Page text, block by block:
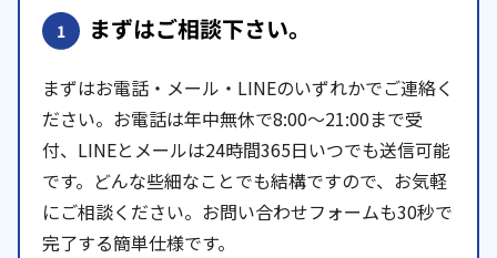
1 まずはご相談下さい。
まずはお電話・メール・LINEのいずれかでご連絡く
ださい。お電話は年中無休で8:00〜21:00まで受
付、LINEとメールは24時間365日いつでも送信可能
です。どんな些細なことでも結構ですので、お気軽
にご相談ください。お問い合わせフォームも30秒で
完了する簡単仕様です。